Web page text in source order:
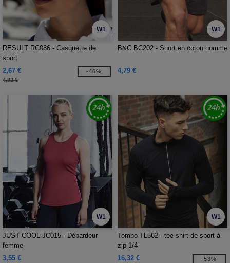
W1
RESULT RC086 - Casquette de
sport
2,67 €
4,92 €
-46%
W1
B&C BC202 - Short en coton homme
4,79 €
W1
JUST COOL JC015 - Débardeur
femme
3,55 €
W1
Tombo TL562 - tee-shirt de sport à
zip 1/4
16,32 €
-53%